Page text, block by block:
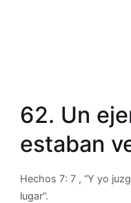
62. Un
estaban
Hechos 7: 7 , “Y yo
lugar”.